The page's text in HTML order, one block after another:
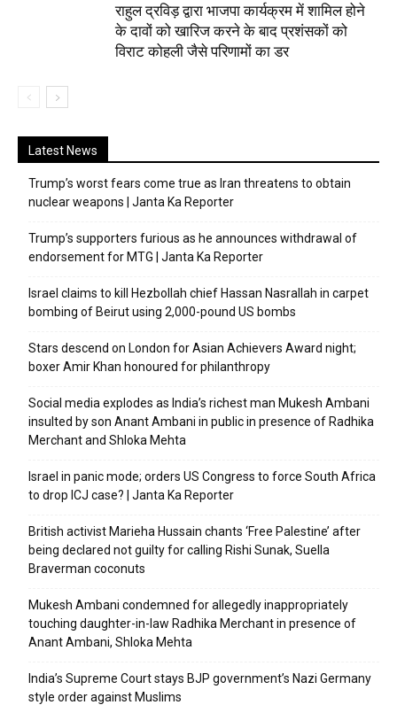
राहुल द्रविड़ द्वारा भाजपा कार्यक्रम में शामिल होने
के दावों को खारिज करने के बाद प्रशंसकों को
विराट कोहली जैसे परिणामों का डर
Latest News
Trump’s worst fears come true as Iran threatens to obtain
nuclear weapons | Janta Ka Reporter
Trump’s supporters furious as he announces withdrawal of
endorsement for MTG | Janta Ka Reporter
Israel claims to kill Hezbollah chief Hassan Nasrallah in carpet
bombing of Beirut using 2,000-pound US bombs
Stars descend on London for Asian Achievers Award night;
boxer Amir Khan honoured for philanthropy
Social media explodes as India’s richest man Mukesh Ambani
insulted by son Anant Ambani in public in presence of Radhika
Merchant and Shloka Mehta
Israel in panic mode; orders US Congress to force South Africa
to drop ICJ case? | Janta Ka Reporter
British activist Marieha Hussain chants ‘Free Palestine’ after
being declared not guilty for calling Rishi Sunak, Suella
Braverman coconuts
Mukesh Ambani condemned for allegedly inappropriately
touching daughter-in-law Radhika Merchant in presence of
Anant Ambani, Shloka Mehta
India’s Supreme Court stays BJP government’s Nazi Germany
style order against Muslims